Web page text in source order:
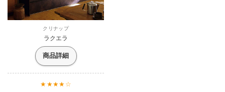
クリナップ
ラクエラ
商品詳細